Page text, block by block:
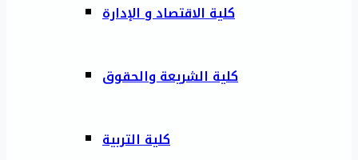
كلية الاقتصاد و الإدارة
كلية الشريعة والحقوق
كلية التربية